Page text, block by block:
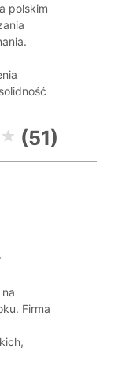
polskim
(51)
Firma